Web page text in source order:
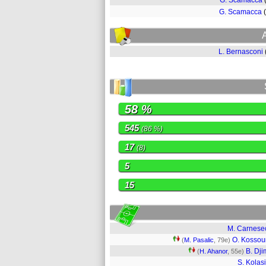
G. Scamacca
L. Bernasconi
58 %
545(86 %)
17(8)
5
15
M.
(M. Pasalic , 79e) O.
(H. Ahanor, 55e) B.
S.